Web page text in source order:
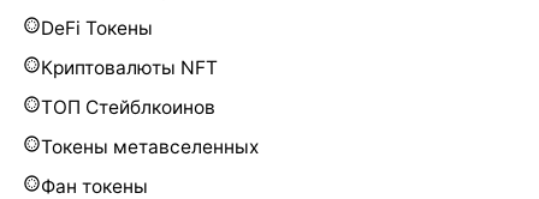
DeFi Токены
Криптовалюты NFT
ТОП Стейблкоинов
Токены метавселенных
Фан токены